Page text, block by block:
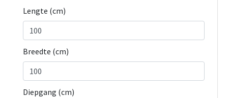
Lengte (cm)
Breedte (cm)
Diepgang (cm)